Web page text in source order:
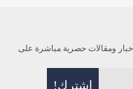
ومقالات حصرية مباشرة على